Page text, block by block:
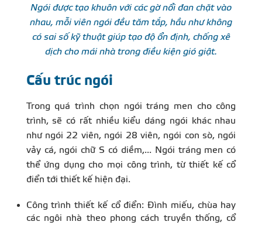
Ngói được tạo khuôn với các gờ nổi đan chặt vào
nhau, mỗi viên ngói đều tăm tắp, hầu như không
có sai số kỹ thuật giúp tạo độ ổn định, chống xê
dịch cho mái nhà trong điều kiện gió giật.
Cấu trúc ngói
Trong quá trình chọn ngói tráng men cho công
trình, sẽ có rất nhiều kiểu dáng ngói khác nhau
như ngói 22 viên, ngói 28 viên, ngói con sò, ngói
vảy cá, ngói chữ S có diềm,... Ngói tráng men có
thể ứng dụng cho mọi công trình, từ thiết kế cổ
điển tới thiết kế hiện đại.
Công trình thiết kế cổ điển: Đình miếu, chùa hay
các ngôi nhà theo phong cách truyền thống, cổ